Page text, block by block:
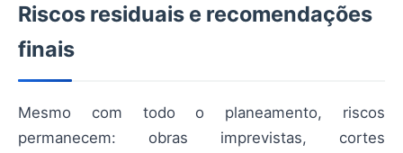
Riscos residuais e recomendações
finais
Mesmo com todo o planeamento, riscos
permanecem: obras imprevistas, cortes